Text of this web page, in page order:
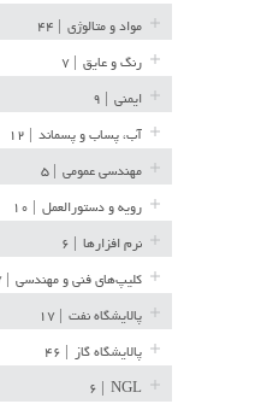
مواد و متالوژی
رنگ و عایق
ایمنی
آب، پساب و پسماند
مهندسی عمومی
رویه و دستورالعمل
نرم افزارها
کلیپ‌های فنی و مهندسی
پالایشگاه نفت
پالایشگاه گاز
NGL